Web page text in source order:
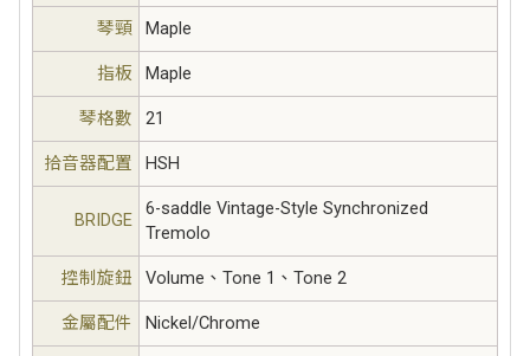
琴頸 Maple
指板 Maple
琴格數 21
拾音器配置 HSH
BRIDGE
6-saddle Vintage-Style Synchronized
Tremolo
控制旋鈕 Volume、Tone 1、Tone 2
金屬配件 Nickel/Chrome